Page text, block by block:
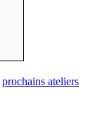
prochains ateliers